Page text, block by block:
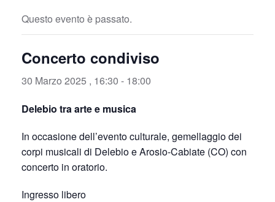
Questo evento è passato.
Concerto condiviso
30 Marzo 2025 , 16:30 - 18:00
Delebio tra arte e musica
In occasione dell’evento culturale, gemellaggio dei
corpi musicali di Delebio e Arosio-Cabiate (CO) con
concerto in oratorio.
Ingresso libero